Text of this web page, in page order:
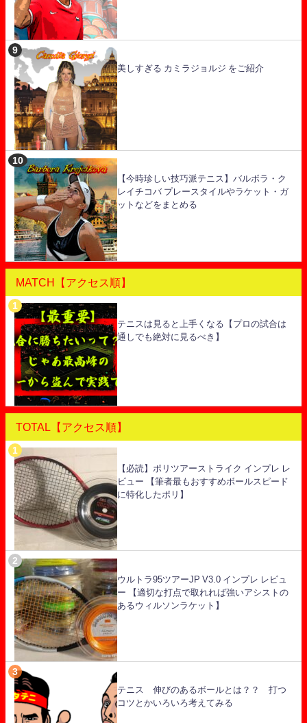
美しすぎる カミラジョルジ をご紹介
【今時珍しい技巧派テニス】バルボラ・ク
レイチコバ プレースタイルやラケット・ガ
ットなどをまとめる
MATCH【アクセス順】
テニスは見ると上手くなる【プロの試合は
通しでも絶対に見るべき】
TOTAL【アクセス順】
【必読】ポリツアーストライク インプレ レ
ビュー 【筆者最もおすすめボールスピード
に特化したポリ】
ウルトラ95ツアーJP V3.0 インプレ レビュ
ー 【適切な打点で取れれば強いアシストの
あるウィルソンラケット】
テニス 伸びのあるボールとは？？ 打つ
コツとかいろいろ考えてみる